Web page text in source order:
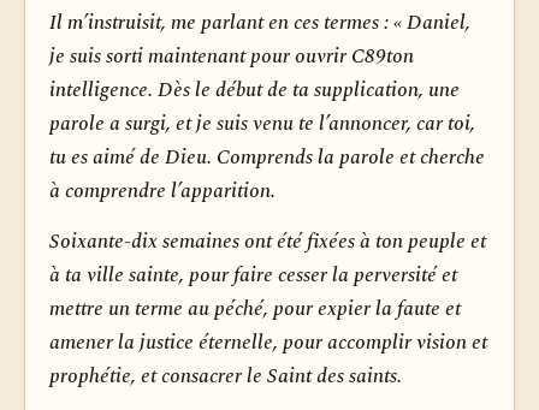
Il m’instruisit, me parlant en ces termes : « Daniel,
je suis sorti maintenant pour ouvrir C89ton
intelligence. Dès le début de ta supplication, une
parole a surgi, et je suis venu te l’annoncer, car toi,
tu es aimé de Dieu. Comprends la parole et cherche
à comprendre l’apparition.
Soixante-dix semaines ont été fixées à ton peuple et
à ta ville sainte, pour faire cesser la perversité et
mettre un terme au péché, pour expier la faute et
amener la justice éternelle, pour accomplir vision et
prophétie, et consacrer le Saint des saints.